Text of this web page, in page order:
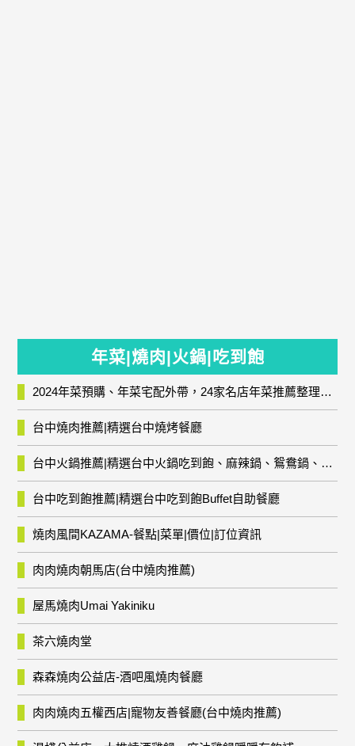
年菜|燒肉|火鍋|吃到飽
2024年菜預購、年菜宅配外帶，24家名店年菜推薦整理，圍爐輕鬆上菜團圓趣
台中燒肉推薦|精選台中燒烤餐廳
台中火鍋推薦|精選台中火鍋吃到飽、麻辣鍋、鴛鴦鍋、石頭火鍋、酸菜白肉鍋、海鮮鍋、燒酒雞、麻油雞、壽喜燒等熱門人氣火鍋店!
台中吃到飽推薦|精選台中吃到飽Buffet自助餐廳
燒肉風間KAZAMA-餐點|菜單|價位|訂位資訊
肉肉燒肉朝馬店(台中燒肉推薦)
屋馬燒肉Umai Yakiniku
茶六燒肉堂
森森燒肉公益店-酒吧風燒肉餐廳
肉肉燒肉五權西店|寵物友善餐廳(台中燒肉推薦)